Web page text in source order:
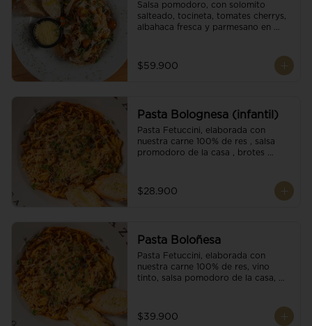
Salsa pomodoro, con solomito
salteado, tocineta, tomates cherrys,
albahaca fresca y parmesano en
$59.900
Pasta Bolognesa (infantil)
Pasta Fetuccini, elaborada con
nuestra carne 100% de res , salsa
promodoro de la casa , brotes
$28.900
Pasta Boloñesa
Pasta Fetuccini, elaborada con
nuestra carne 100% de res, vino
tinto, salsa pomodoro de la casa,
$39.900